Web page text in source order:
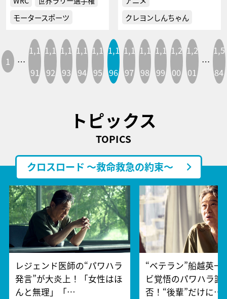
モータースポーツ
クレヨンしんちゃん
1 …
1,1
91
1,1
92
1,1
93
1,1
94
1,1
95
1,1
96
1,1
97
1,1
98
1,1
99
1,2
00
1,2
01
…
1,5
84
トピックス
TOPICS
クロスロード ～救命救急の約束～
レジェンド医師の“パワハラ
発言”が大炎上！「女性はほ
んと無理」「…
“ベテラン”船越英一
ビ覚悟のパワハラ謝
否！“後輩”だけに…